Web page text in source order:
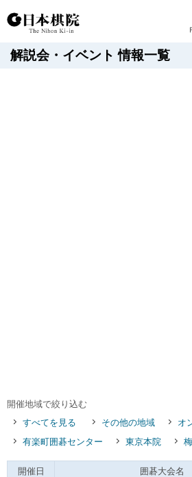
解説会・イベント 情報一覧
開催地域で絞り込む
すべてを見る
その他の地域 オ
有楽町囲碁センター
東京本院
開催日 囲碁大会名